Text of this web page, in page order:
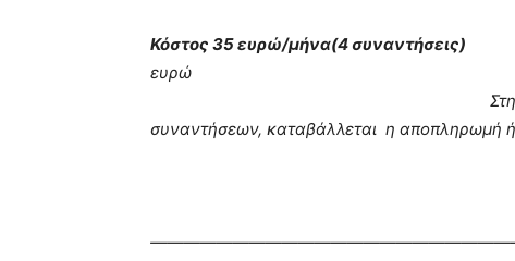
Κόστος 35 ευρώ/μήνα(4
ευρώ Ειδική τιμή για
συναντήσεων, καταβάλλεται η αποπληρωμή ή